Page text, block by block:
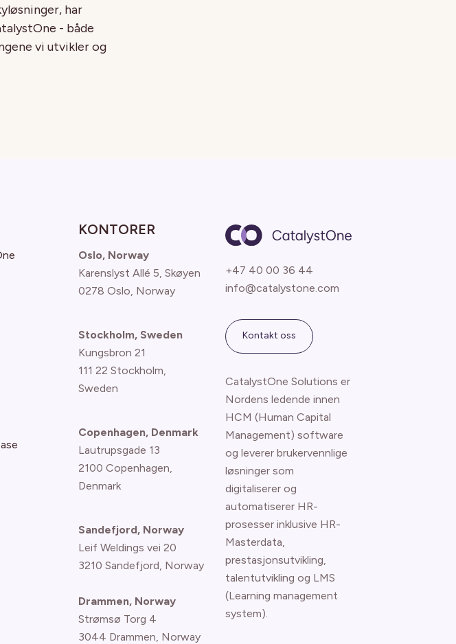
har
- både
vi utvikler og
KONTORER
Oslo, Norway
Karenslyst Allé 5, Skøyen
0278 Oslo, Norway
Stockholm, Sweden
Kungsbron 21
111 22 Stockholm,
Sweden
Copenhagen, Denmark
Lautrupsgade 13
2100 Copenhagen,
Denmark
Sandefjord, Norway
Leif Weldings vei 20
3210 Sandefjord, Norway
Drammen, Norway
Strømsø Torg 4
3044 Drammen, Norway
+47 40 00 36 44
info@catalystone.com
Kontakt oss
CatalystOne Solutions er
Nordens ledende innen
HCM (Human Capital
Management) software
og leverer brukervennlige
løsninger som
digitaliserer og
automatiserer HR-
prosesser inklusive HR-
Masterdata,
prestasjonsutvikling,
talentutvikling og LMS
(Learning management
system).